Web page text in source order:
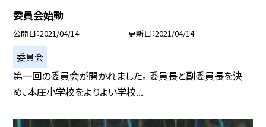
委員会始動
公開日 2021/04/14 更新日 2021/04/14
委員会
第一回の委員会が開かれました。 委員長と副委員長を決
め、本庄小学校をよりよい学校...